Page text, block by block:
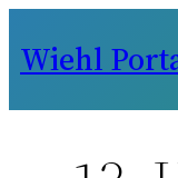
Inhalt
Wiehl